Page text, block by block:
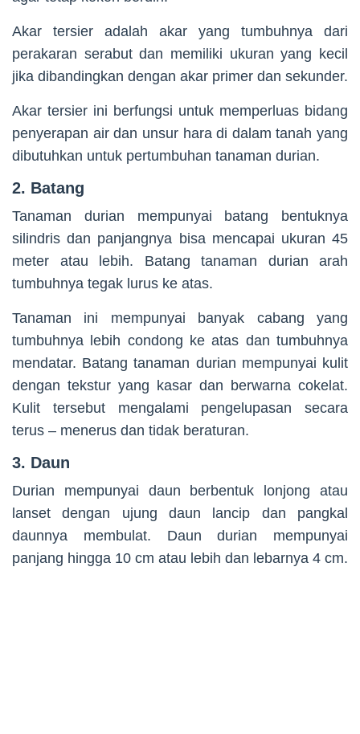
Akar tersier adalah akar yang tumbuhnya dari
perakaran serabut dan memiliki ukuran yang kecil
jika dibandingkan dengan akar primer dan sekunder.
Akar tersier ini berfungsi untuk memperluas bidang
penyerapan air dan unsur hara di dalam tanah yang
dibutuhkan untuk pertumbuhan tanaman durian.
2. Batang
Tanaman durian mempunyai batang bentuknya
silindris dan panjangnya bisa mencapai ukuran 45
meter atau lebih. Batang tanaman durian arah
tumbuhnya tegak lurus ke atas.
Tanaman ini mempunyai banyak cabang yang
tumbuhnya lebih condong ke atas dan tumbuhnya
mendatar. Batang tanaman durian mempunyai kulit
dengan tekstur yang kasar dan berwarna cokelat.
Kulit tersebut mengalami pengelupasan secara
terus – menerus dan tidak beraturan.
3. Daun
Durian mempunyai daun berbentuk lonjong atau
lanset dengan ujung daun lancip dan pangkal
daunnya membulat. Daun durian mempunyai
panjang hingga 10 cm atau lebih dan lebarnya 4 cm.